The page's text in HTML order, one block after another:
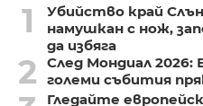
1
Убийство край
намушкан с нож,
да избяга
2
След Мондиал
големи събития
Гледайте